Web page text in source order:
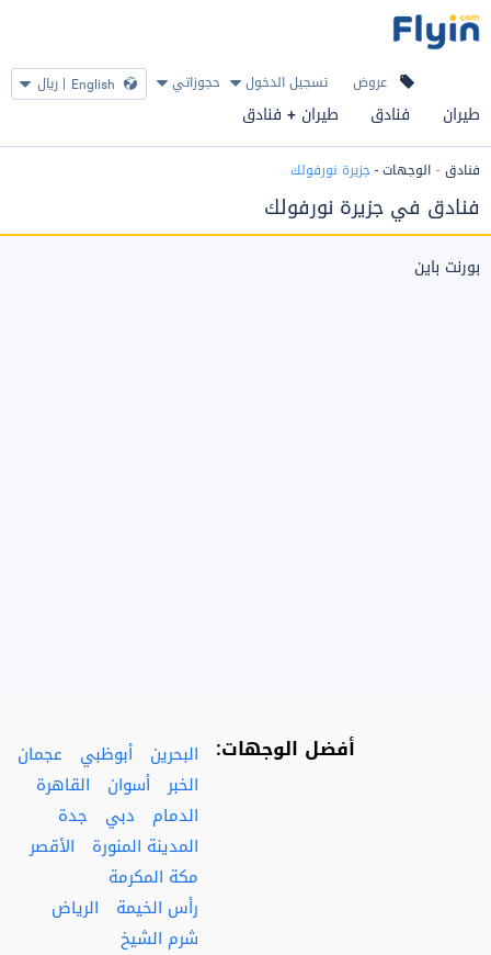
عروض تسجيل الدخول حجوزاتي English
| ريال
طيران فنادق طيران + فنادق
فنادق الوجهات-جزيرة نورفولك
فنادق في جزيرة نورفولك
بورنت باين
أفضل الوجهات: البحرين أبوظبي
عجمان
الخبر أسوان
القاهرة
الدمام
دبي
جدة
المدينة المنورة
الأقصر
مكة المكرمة
رأس الخيمة
الرياض
شرم الشيخ